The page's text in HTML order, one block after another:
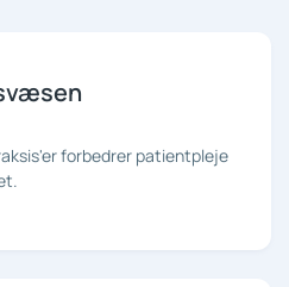
forbedrer patientpleje